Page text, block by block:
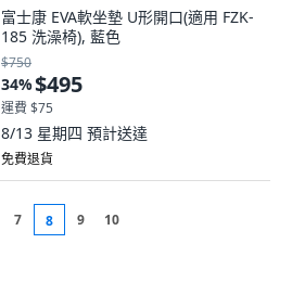
富士康 EVA軟坐墊 U形開口(適用 FZK-
185 洗澡椅), 藍色
$750
34%$495
運費 $75
8/13 星期四 預計送達
免費退貨
7 8 9 10